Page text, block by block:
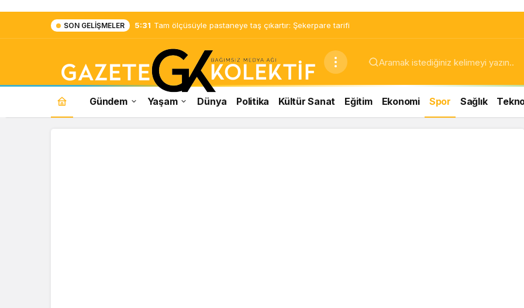
SON GELIŞMELER 5:31 Tam ölçüsüyle pastaneye taş çıkartır: Şekerpare tarifi
Gündem Yaşam Dünya Politika Kültür Sanat Eğitim Ekonomi Spor Sağlık